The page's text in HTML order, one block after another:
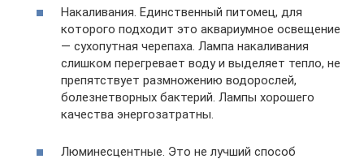
Накаливания. Единственный питомец, для
которого подходит это аквариумное освещение
— сухопутная черепаха. Лампа накаливания
слишком перегревает воду и выделяет тепло, не
препятствует размножению водорослей,
болезнетворных бактерий. Лампы хорошего
качества энергозатратны.
Люминесцентные. Это не лучший способ